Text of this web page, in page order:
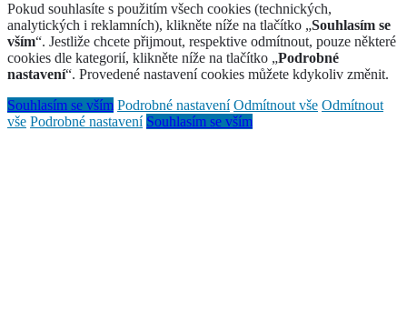
Pokud souhlasíte s použitím všech cookies (technických,
analytických i reklamních), klikněte níže na tlačítko „Souhlasím se
vším“. Jestliže chcete přijmout, respektive odmítnout, pouze některé
cookies dle kategorií, klikněte níže na tlačítko „Podrobné
nastavení“. Provedené nastavení cookies můžete kdykoliv změnit.
Souhlasím se vším Podrobné nastavení Odmítnout vše Odmítnout
vše Podrobné nastavení Souhlasím se vším